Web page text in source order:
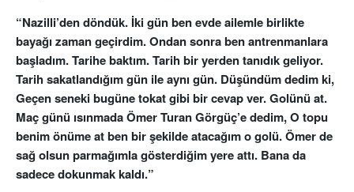
“Nazilli’den döndük. İki gün ben evde ailemle birlikte
bayağı zaman geçirdim. Ondan sonra ben antrenmanlara
başladım. Tarihe baktım. Tarih bir yerden tanıdık geliyor.
Tarih sakatlandığım gün ile aynı gün. Düşündüm dedim ki,
Geçen seneki bugüne tokat gibi bir cevap ver. Golünü at.
Maç günü ısınmada Ömer Turan Görgüç’e dedim, O topu
benim önüme at ben bir şekilde atacağım o golü. Ömer de
sağ olsun parmağımla gösterdiğim yere attı. Bana da
sadece dokunmak kaldı.”